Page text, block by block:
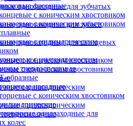
однозаходные для зубчатых
однозаходные для зубьев
однозаходные для шлицевых
с коническим хвостовиком
с коническим хвостовиком
с цилиндрическим
с цилиндрическим
фасонные
с коническим хвостовиком
с коническим хвостовиком
с цилиндрическим
с цилиндрическим
твердосплавные
образные
насадные
с коническим хвостовиком
однозаходные для
колес